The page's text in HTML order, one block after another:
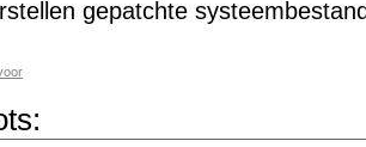
gepatchte